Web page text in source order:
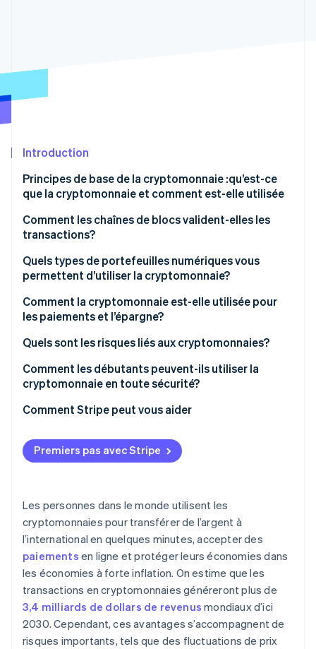
Vérification de l'identité
Stripe Sessions 2026
Découvrez comment Stripe construit l’infrastructure
Regarder
Introduction
Principes de base de la cryptomonnaie :qu’est-ce
que la cryptomonnaie et comment est-elle utilisée
Comment les chaînes de blocs valident-elles les
transactions?
Preuve de travail
Preuve d’enjeu (PDV)
Quels types de portefeuilles numériques vous
permettent d’utiliser la cryptomonnaie?
Les portefeuilles matériels
Portefeuilles logiciels
Portefeuilles dépositaires
Portefeuilles non dépositaires
Comment la cryptomonnaie est-elle utilisée pour
les paiements et l’épargne?
Quels sont les risques liés aux cryptomonnaies?
Comment les débutants peuvent-ils utiliser la
cryptomonnaie en toute sécurité?
Comment Stripe peut vous aider
Premiers pas avec Stripe
Les personnes dans le monde utilisent les
cryptomonnaies pour transférer de l’argent à
l’international en quelques minutes, accepter des
paiements en ligne et protéger leurs économies dans
les économies à forte inflation. On estime que les
transactions en cryptomonnaies généreront plus de
3,4 milliards de dollars de revenus mondiaux d’ici
2030. Cependant, ces avantages s’accompagnent de
risques importants, tels que des fluctuations de prix